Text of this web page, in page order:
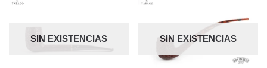
SIN EXISTENCIAS SIN EXISTENCIAS